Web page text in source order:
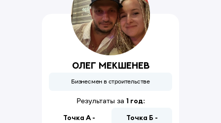
Олег Мекшенев
Бизнесмен в строительстве
Результаты за 1 год:
Точка А - Точка Б -